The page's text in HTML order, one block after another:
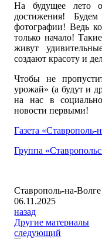
На будущее лето
достижения!
фотографии! Ведь
только начало!
живут
создают красоту и
Чтобы не
урожай» (а будут и
на нас в
новости первыми!
Газета «Ставрополь-
Группа
Ставрополь-на-Волге
06.11.2025
назад
Другие материалы
следующий